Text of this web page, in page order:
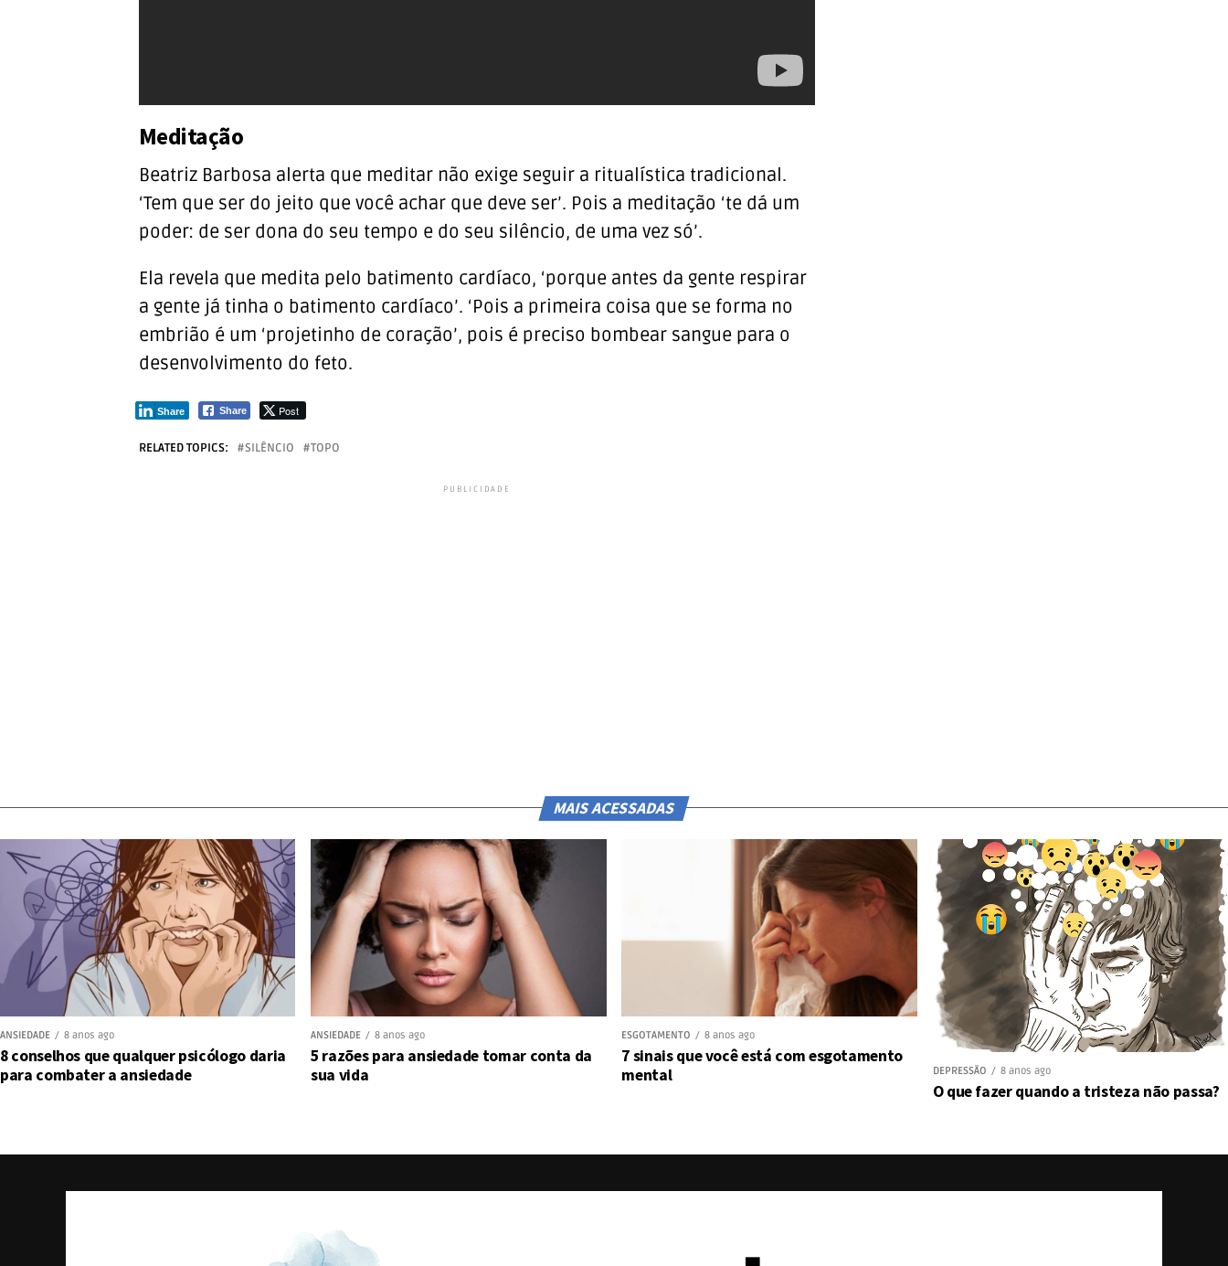
Meditação
Beatriz Barbosa alerta que meditar não exige seguir a ritualística tradicional.
‘Tem que ser do jeito que você achar que deve ser’. Pois a meditação ‘te dá um
poder: de ser dona do seu tempo e do seu silêncio, de uma vez só’.
Ela revela que medita pelo batimento cardíaco, ‘porque antes da gente respirar
a gente já tinha o batimento cardíaco’. ‘Pois a primeira coisa que se forma no
embrião é um ‘projetinho de coração’, pois é preciso bombear sangue para o
desenvolvimento do feto.
Share Post
Share
RELATED TOPICS: SILÊNCIO TOPO
PUBLICIDADE
MAIS ACESSADAS
ANSIEDADE 8 anos ago
8 conselhos que qualquer psicólogo daria
para combater a ansiedade
ANSIEDADE 8 anos ago
5 razões para ansiedade tomar conta da
sua vida
ESGOTAMENTO 8 anos ago
7 sinais que você está com esgotamento
mental
DEPRESSÃO 8 anos ago
O que fazer quando a tristeza não passa?